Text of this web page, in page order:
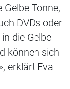
Gelbe Tonne,
DVDs oder
die Gelbe
können sich
erklärt Eva